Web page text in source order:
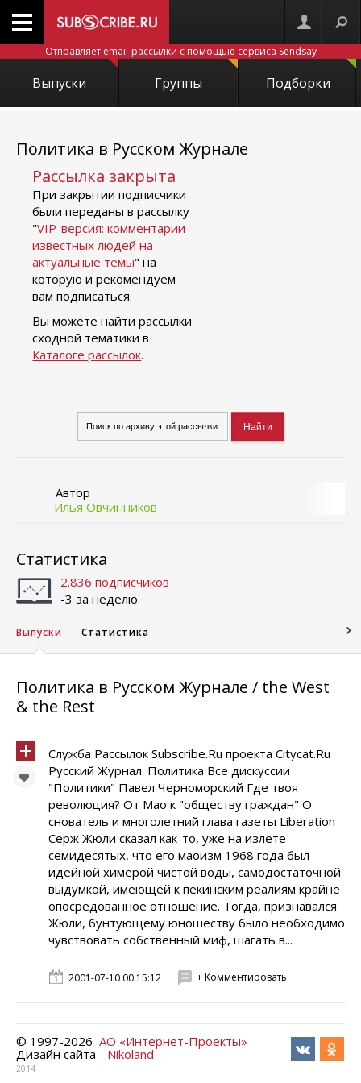
Отправляет email-рассылки с помощью сервиса Sendsay
Выпуски Группы Подборки
Политика в Русском Журнале
Рассылка закрыта
При закрытии подписчики
были переданы в рассылку
"VIP-версия: комментарии
известных людей на
актуальные темы" на
которую и рекомендуем
вам подписаться.
Вы можете найти рассылки
сходной тематики в
Каталоге рассылок.
Автор
Илья Овчинников
Статистика
2.836 подписчиков
-3 за неделю
Выпуски Статистика
Политика в Русском Журнале / the West
& the Rest
Служба Рассылок Subscribe.Ru проекта Citycat.Ru
Русский Журнал. Политика Все дискуссии
"Политики" Павел Черноморский Где твоя
революция? От Мао к "обществу граждан" O
снователь и многолетний глава газеты Liberation
Серж Жюли сказал как-то, уже на излете
семидесятых, что его маоизм 1968 года был
идейной химерой чистой воды, самодостаточной
выдумкой, имеющей к пекинским реалиям крайне
опосредованное отношение. Тогда, признавался
Жюли, бунтующему юношеству было необходимо
чувствовать собственный миф, шагать в...
2001-07-10 00:15:12 + Комментировать
© 1997-2026 АО «Интернет-Проекты»
Дизайн сайта - Nikoland
2014